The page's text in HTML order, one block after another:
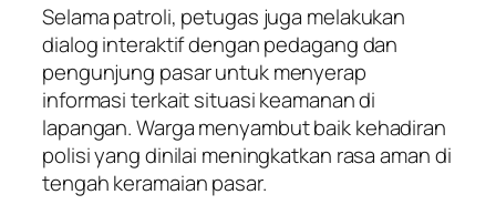
Selama patroli, petugas juga melakukan
dialog interaktif dengan pedagang dan
pengunjung pasar untuk menyerap
informasi terkait situasi keamanan di
lapangan. Warga menyambut baik kehadiran
polisi yang dinilai meningkatkan rasa aman di
tengah keramaian pasar.